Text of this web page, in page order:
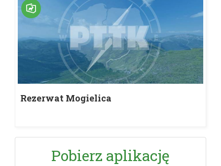
Rezerwat Mogielica
Pobierz aplikację